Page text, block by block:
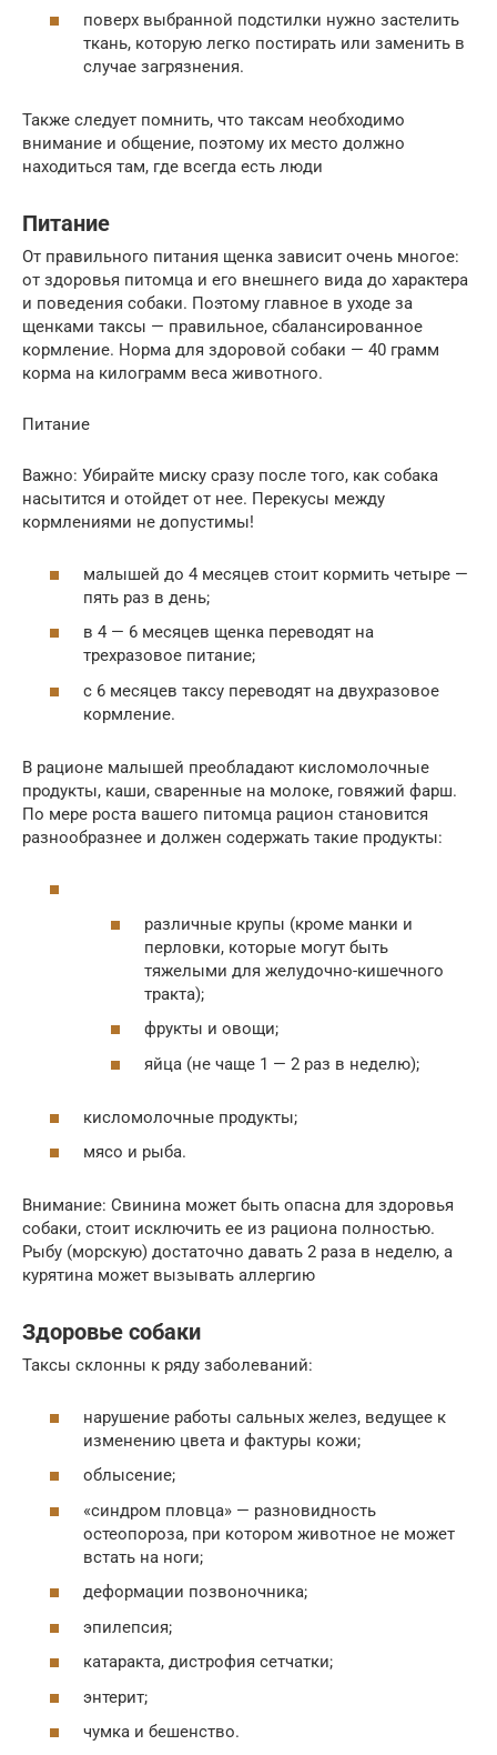
поверх выбранной подстилки нужно застелить
ткань, которую легко постирать или заменить в
случае загрязнения.
Также следует помнить, что таксам необходимо
внимание и общение, поэтому их место должно
находиться там, где всегда есть люди
Питание
От правильного питания щенка зависит очень многое:
от здоровья питомца и его внешнего вида до характера
и поведения собаки. Поэтому главное в уходе за
щенками таксы — правильное, сбалансированное
кормление. Норма для здоровой собаки — 40 грамм
корма на килограмм веса животного.
Питание
Важно: Убирайте миску сразу после того, как собака
насытится и отойдет от нее. Перекусы между
кормлениями не допустимы!
малышей до 4 месяцев стоит кормить четыре —
пять раз в день;
в 4 — 6 месяцев щенка переводят на
трехразовое питание;
с 6 месяцев таксу переводят на двухразовое
кормление.
В рационе малышей преобладают кисломолочные
продукты, каши, сваренные на молоке, говяжий фарш.
По мере роста вашего питомца рацион становится
разнообразнее и должен содержать такие продукты:
различные крупы (кроме манки и
перловки, которые могут быть
тяжелыми для желудочно-кишечного
тракта);
фрукты и овощи;
яйца (не чаще 1 — 2 раз в неделю);
кисломолочные продукты;
мясо и рыба.
Внимание: Свинина может быть опасна для здоровья
собаки, стоит исключить ее из рациона полностью.
Рыбу (морскую) достаточно давать 2 раза в неделю, а
курятина может вызывать аллергию
Здоровье собаки
Таксы склонны к ряду заболеваний:
нарушение работы сальных желез, ведущее к
изменению цвета и фактуры кожи;
облысение;
«синдром пловца» — разновидность
остеопороза, при котором животное не может
встать на ноги;
деформации позвоночника;
эпилепсия;
катаракта, дистрофия сетчатки;
энтерит;
чумка и бешенство.